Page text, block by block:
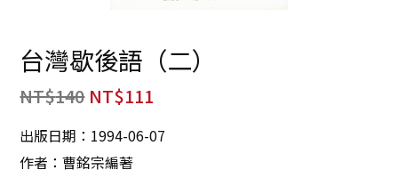
台灣歇後語（二）
NT$140 NT$111
出版日期：1994-06-07
作者：曹銘宗編著